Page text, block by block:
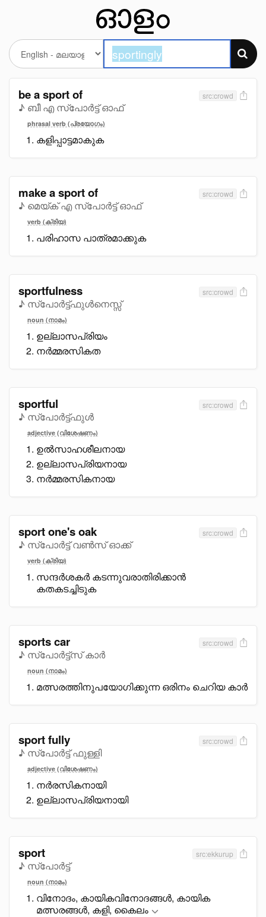
be a sport of
♪ ബീ എ സ്പോർട്ട് ഓഫ്
src:crowd
phrasal verb (പ്രയോഗം)
കളിപ്പാട്ടമാകുക
make a sport of
♪ മെയ്ക് എ സ്പോർട്ട് ഓഫ്
src:crowd
verb (ക്രിയ)
പരിഹാസ പാത്രമാക്കുക
sportfulness
♪ സ്പോർട്ട്ഫുൾനെസ്സ്
src:crowd
noun (നാമം)
ഉല്ലാസപ്രിയം
നർമ്മരസികത
sportful
♪ സ്പോർട്ട്ഫുൾ
src:crowd
adjective (വിശേഷണം)
ഉൽസാഹശീലനായ
ഉല്ലാസപ്രിയനായ
നർമ്മരസികനായ
sport one's oak
♪ സ്പോർട്ട് വൺസ് ഓക്ക്
src:crowd
verb (ക്രിയ)
സന്ദർശകർ കടന്നുവരാതിരിക്കാൻ
കതകടച്ചിടുക
sports car
♪ സ്പോർട്ട്സ് കാർ
src:crowd
noun (നാമം)
മത്സരത്തിനുപയോഗിക്കുന്ന ഒരിനം ചെറിയ കാർ
sport fully
♪ സ്പോർട്ട് ഫുള്ളി
src:crowd
adjective (വിശേഷണം)
നർരസികനായി
ഉല്ലാസപ്രിയനായി
sport
♪ സ്പോർട്ട്
src:ekkurup
noun (നാമം)
വിനോദം, കായികവിനോദങ്ങൾ, കായിക
മത്സരങ്ങൾ, കളി, കെെലം